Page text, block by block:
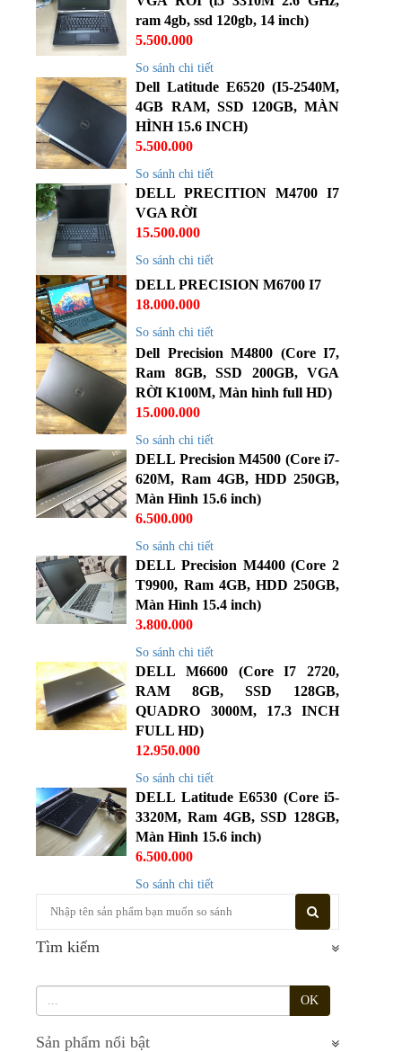
ram 4gb, ssd 120gb, 14 inch)
5.500.000
So sánh chi tiết
Dell Latitude E6520 (I5-2540M,
4GB RAM, SSD 120GB, MÀN
HÌNH 15.6 INCH)
5.500.000
So sánh chi tiết
DELL PRECITION M4700 I7
VGA RỜI
15.500.000
So sánh chi tiết
DELL PRECISION M6700 I7
18.000.000
So sánh chi tiết
Dell Precision M4800 (Core I7,
Ram 8GB, SSD 200GB, VGA
RỜI K100M, Màn hình full HD)
15.000.000
So sánh chi tiết
DELL Precision M4500 (Core i7-
620M, Ram 4GB, HDD 250GB,
Màn Hình 15.6 inch)
6.500.000
So sánh chi tiết
DELL Precision M4400 (Core 2
T9900, Ram 4GB, HDD 250GB,
Màn Hình 15.4 inch)
3.800.000
So sánh chi tiết
DELL M6600 (Core I7 2720,
RAM 8GB, SSD 128GB,
QUADRO 3000M, 17.3 INCH
FULL HD)
12.950.000
So sánh chi tiết
DELL Latitude E6530 (Core i5-
3320M, Ram 4GB, SSD 128GB,
Màn Hình 15.6 inch)
6.500.000
So sánh chi tiết
Tìm kiếm
OK
Sản phẩm nổi bật